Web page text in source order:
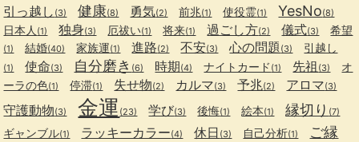
引っ越し (3) 健康(8) 勇気(2) 前兆(1) 使役霊(1) YesNo(8)
日本人 (1) 独身(3) 厄祓い(1) 将来(1) 過ごし方(2) 儀式(3) 希望
(1) 結婚(40) 家族運(1) 進路(2) 不安(3) 心の問題 (3) 引越し
(1) 使命(3) 自分磨き (6) 時期(4) ナイトカード (1) 先祖 (3)
オ
ーラの色(1) 停滞(1) 失せ物(2) カルマ(3) 予兆(2) アロマ(3)
守護動物(3) 金運 (23) 学び(3) 後悔(1) 絵本(1) 縁切り (7)
ギャンブル(1) ラッキーカラー(4) 休日 (3) 自己分析(1) ご縁